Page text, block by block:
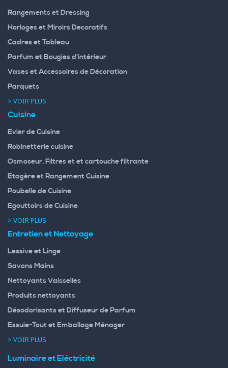
Rangements et Dressing
Horloges et Miroirs Decoratifs
Cadres et Tableau
Parfum et Bougies d'intérieur
Vases et Accessoires de Décoration
Parquets
> VOIR PLUS
Cuisine
Evier de Cuisine
Robinetterie cuisine
Osmoseur, Filtres et et cartouche filtrante
Etagère et Rangement Cuisine
Poubelle de Cuisine
Egouttoirs de Cuisine
> VOIR PLUS
Entretien et Nettoyage
Lessive et Linge
Savons Mains
Nettoyants Vaisselles
Produits nettoyants
Désodorisants et Diffuseur de Parfum
Essuie-Tout et Emballage Ménager
> VOIR PLUS
Luminaire et Eléctricité